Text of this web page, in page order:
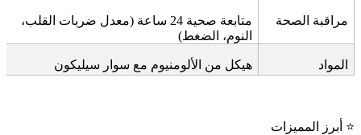
مراقبة الصحة
متابعة صحية 24 ساعة (معدل ضربات القلب،
النوم، الضغط)
المواد هيكل من الألومنيوم مع سوار سيليكون
⭐ أبرز المميزات